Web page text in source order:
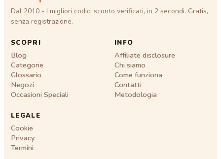
Dal 2010 - I migliori codici sconto verificati, in 2 secondi. Gratis,
senza registrazione.
SCOPRI
Blog
Categorie
Glossario
Negozi
Occasioni Speciali
INFO
Affiliate disclosure
Chi siamo
Come funziona
Contatti
Metodologia
LEGALE
Cookie
Privacy
Termini